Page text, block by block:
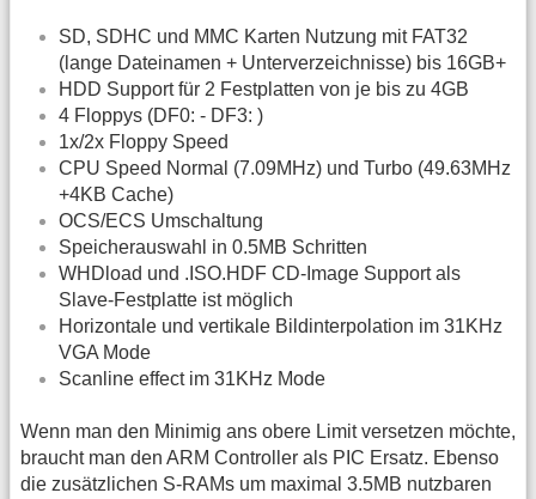
SD, SDHC und MMC Karten Nutzung mit FAT32
(lange Dateinamen + Unterverzeichnisse) bis 16GB+
HDD Support für 2 Festplatten von je bis zu 4GB
4 Floppys (DF0: - DF3: )
1x/2x Floppy Speed
CPU Speed Normal (7.09MHz) und Turbo (49.63MHz
+4KB Cache)
OCS/ECS Umschaltung
Speicherauswahl in 0.5MB Schritten
WHDload und .ISO.HDF CD-Image Support als
Slave-Festplatte ist möglich
Horizontale und vertikale Bildinterpolation im 31KHz
VGA Mode
Scanline effect im 31KHz Mode
Wenn man den Minimig ans obere Limit versetzen möchte,
braucht man den ARM Controller als PIC Ersatz. Ebenso
die zusätzlichen S-RAMs um maximal 3.5MB nutzbaren